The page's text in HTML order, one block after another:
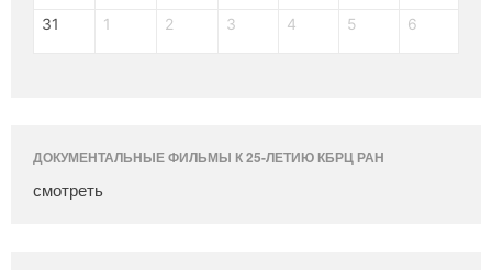
31 1 2 3 4 5 6
ДОКУМЕНТАЛЬНЫЕ ФИЛЬМЫ К 25-ЛЕТИЮ КБРЦ РАН
смотреть